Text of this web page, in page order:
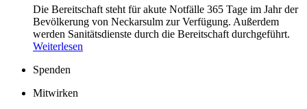
Die Bereitschaft steht für akute Notfälle 365 Tage im Jahr der
Bevölkerung von Neckarsulm zur Verfügung. Außerdem
werden Sanitätsdienste durch die Bereitschaft durchgeführt.
Weiterlesen
Spenden
Mitwirken